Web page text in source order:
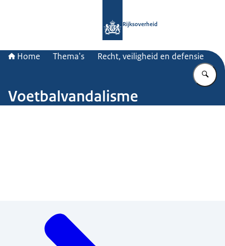
Rijksoverheid
Home Thema's Recht, veiligheid en defensie
Voetbalvandalisme